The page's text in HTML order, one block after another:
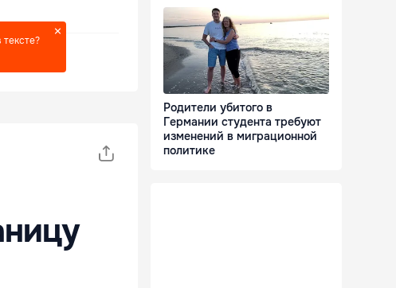
Родители убитого в
Германии студента требуют
изменений в миграционной
политике